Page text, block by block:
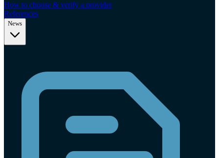
How to choose & verify a provider
References
News